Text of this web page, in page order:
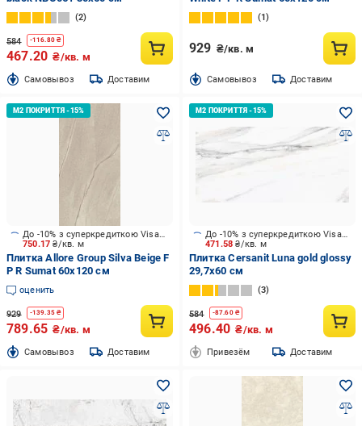
2
584 -116.80 ₴
467.20 ₴/кв. м
Cамовывоз Доставим
1
929 ₴/кв. м
Cамовывоз Доставим
750.17₴/кв. м
До -10% з суперкредиткою Visa Вигода
Плитка Allore Group Silva Beige F
P R Sumat 60x120 см
оценить
929 -139.35 ₴
789.65 ₴/кв. м
Cамовывоз Доставим
471.58₴/кв. м
До -10% з суперкредиткою Visa Вигода
Плитка Cersanit Luna gold glossy
29,7x60 см
3
584 -87.60₴
496.40 ₴/кв. м
Привезём Доставим